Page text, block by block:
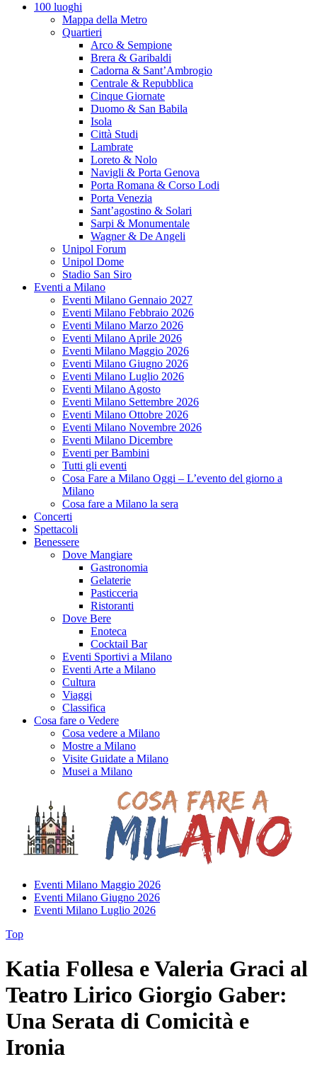
100 luoghi
Mappa della Metro
Quartieri
Arco & Sempione
Brera & Garibaldi
Cadorna & Sant’Ambrogio
Centrale & Repubblica
Cinque Giornate
Duomo & San Babila
Isola
Città Studi
Lambrate
Loreto & Nolo
Navigli & Porta Genova
Porta Romana & Corso Lodi
Porta Venezia
Sant’agostino & Solari
Sarpi & Monumentale
Wagner & De Angeli
Unipol Forum
Unipol Dome
Stadio San Siro
Eventi a Milano
Eventi Milano Gennaio 2027
Eventi Milano Febbraio 2026
Eventi Milano Marzo 2026
Eventi Milano Aprile 2026
Eventi Milano Maggio 2026
Eventi Milano Giugno 2026
Eventi Milano Luglio 2026
Eventi Milano Agosto
Eventi Milano Settembre 2026
Eventi Milano Ottobre 2026
Eventi Milano Novembre 2026
Eventi Milano Dicembre
Eventi per Bambini
Tutti gli eventi
Cosa Fare a Milano Oggi – L’evento del giorno a
Milano
Cosa fare a Milano la sera
Concerti
Spettacoli
Benessere
Dove Mangiare
Gastronomia
Gelaterie
Pasticceria
Ristoranti
Dove Bere
Enoteca
Cocktail Bar
Eventi Sportivi a Milano
Eventi Arte a Milano
Cultura
Viaggi
Classifica
Cosa fare o Vedere
Cosa vedere a Milano
Mostre a Milano
Visite Guidate a Milano
Musei a Milano
Eventi Milano Maggio 2026
Eventi Milano Giugno 2026
Eventi Milano Luglio 2026
Top
Katia Follesa e Valeria Graci al
Teatro Lirico Giorgio Gaber:
Una Serata di Comicità e
Ironia